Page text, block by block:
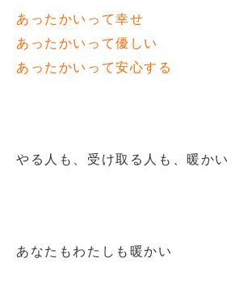
あったかいって幸せ
あったかいって優しい
あったかいって安心する
やる人も、受け取る人も、暖かい
あなたもわたしも暖かい